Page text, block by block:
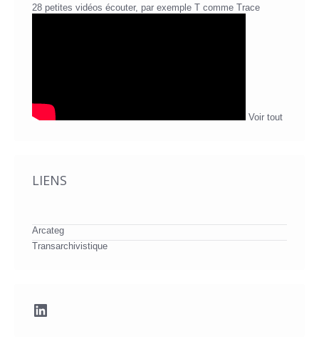
28 petites vidéos écouter, par exemple T comme Trace
Voir tout
LIENS
Arcateg
Transarchivistique
LinkedIn